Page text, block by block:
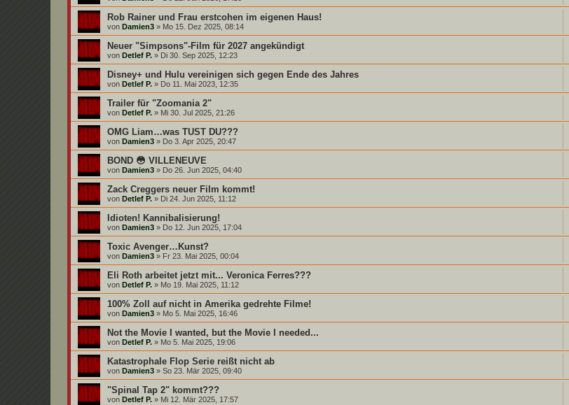
Rob Rainer und Frau erstcohen im eigenen Haus!
von Damien3 » Mo 15. Dez 2025, 08:14
Neuer "Simpsons"-Film für 2027 angekündigt
von Detlef P. » Di 30. Sep 2025, 12:23
Disney+ und Hulu vereinigen sich gegen Ende des Jahres
von Detlef P. » Do 11. Mai 2023, 12:35
Trailer für "Zoomania 2"
von Detlef P. » Mi 30. Jul 2025, 21:26
OMG Liam…was TUST DU???
von Damien3 » Do 3. Apr 2025, 20:47
BOND 😳 VILLENEUVE
von Damien3 » Do 26. Jun 2025, 04:40
Zack Creggers neuer Film kommt!
von Detlef P. » Di 24. Jun 2025, 11:12
Idioten! Kannibalisierung!
von Damien3 » Do 12. Jun 2025, 17:04
Toxic Avenger…Kunst?
von Damien3 » Fr 23. Mai 2025, 00:04
Eli Roth arbeitet jetzt mit... Veronica Ferres???
von Detlef P. » Mo 19. Mai 2025, 11:12
100% Zoll auf nicht in Amerika gedrehte Filme!
von Damien3 » Mo 5. Mai 2025, 16:46
Not the Movie I wanted, but the Movie I needed...
von Detlef P. » Mo 5. Mai 2025, 19:06
Katastrophale Flop Serie reißt nicht ab
von Damien3 » So 23. Mär 2025, 09:40
"Spinal Tap 2" kommt???
von Detlef P. » Mi 12. Mär 2025, 17:57